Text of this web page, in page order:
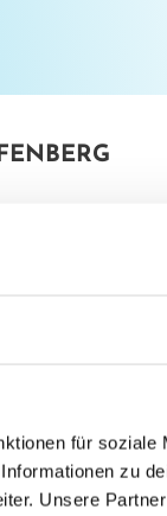
für soziale
zu
Unsere
strubbelt
geht.
drei